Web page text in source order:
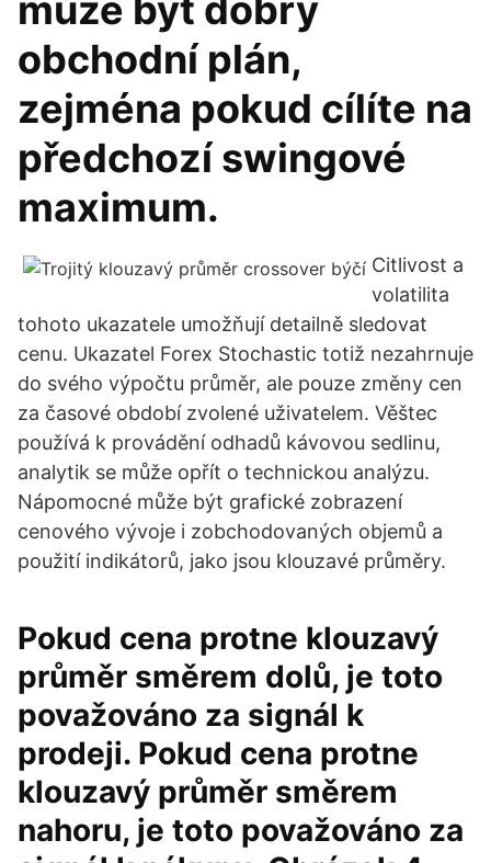
může být dobrý
obchodní plán,
zejména pokud cílíte na
předchozí swingové
maximum.
Citlivost a
volatilita
tohoto ukazatele umožňují detailně sledovat
cenu. Ukazatel Forex Stochastic totiž nezahrnuje
do svého výpočtu průměr, ale pouze změny cen
za časové období zvolené uživatelem. Věštec
používá k provádění odhadů kávovou sedlinu,
analytik se může opřít o technickou analýzu.
Nápomocné může být grafické zobrazení
cenového vývoje i zobchodovaných objemů a
použití indikátorů, jako jsou klouzavé průměry.
Pokud cena protne klouzavý
průměr směrem dolů, je toto
považováno za signál k
prodeji. Pokud cena protne
klouzavý průměr směrem
nahoru, je toto považováno za